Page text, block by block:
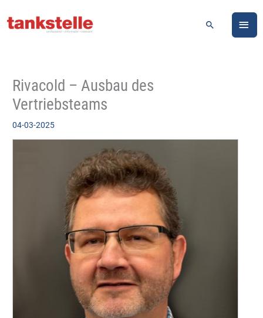
Inhalt
Suchen
Rivacold – Ausbau des
Vertriebsteams
04-03-2025